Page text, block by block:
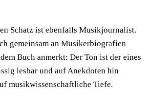
Schatz ist ebenfalls Musikjournalist.
gemeinsam an Musikerbiografien
Buch anmerkt: Der Ton ist der eines
lesbar und auf Anekdoten hin
musikwissenschaftliche Tiefe.